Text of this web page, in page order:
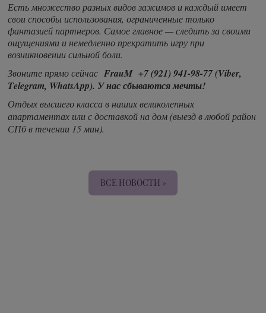
Есть множество разных видов зажимов и каждый имеет
свои способы использования, ограниченные только
фантазией партнеров. Самое главное — следить за своими
ощущениями и немедленно прекратить игру при
возникновении сильной боли.
Звоните прямо сейчас FrauM +7 (921) 941-98-77 (Viber,
Telegram, WhatsApp). У нас сбываются мечты!
Отдых высшего класса в наших великолепных
апартаментах или с доставкой на дом (выезд в любой район
СПб в течении 15 мин).
ВСЕ НОВОСТИ »